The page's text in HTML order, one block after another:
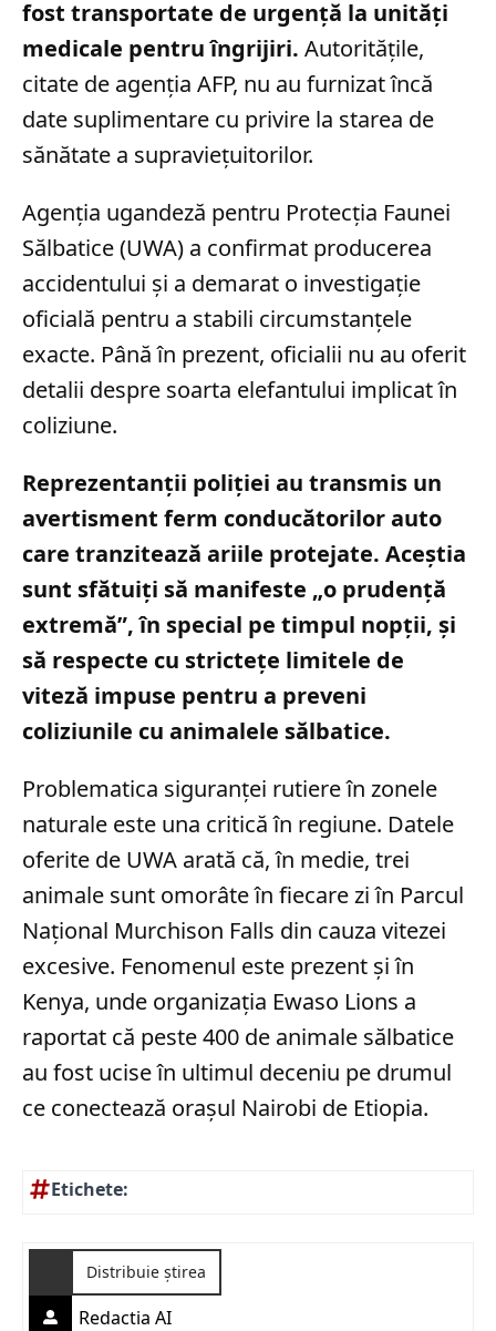
fost transportate de urgență la unități
medicale pentru îngrijiri. Autoritățile,
citate de agenția AFP, nu au furnizat încă
date suplimentare cu privire la starea de
sănătate a supraviețuitorilor.
Agenția ugandeză pentru Protecția Faunei
Sălbatice (UWA) a confirmat producerea
accidentului și a demarat o investigație
oficială pentru a stabili circumstanțele
exacte. Până în prezent, oficialii nu au oferit
detalii despre soarta elefantului implicat în
coliziune.
Reprezentanții poliției au transmis un
avertisment ferm conducătorilor auto
care tranzitează ariile protejate. Aceștia
sunt sfătuiți să manifeste „o prudență
extremă”, în special pe timpul nopții, și
să respecte cu strictețe limitele de
viteză impuse pentru a preveni
coliziunile cu animalele sălbatice.
Problematica siguranței rutiere în zonele
naturale este una critică în regiune. Datele
oferite de UWA arată că, în medie, trei
animale sunt omorâte în fiecare zi în Parcul
Național Murchison Falls din cauza vitezei
excesive. Fenomenul este prezent și în
Kenya, unde organizația Ewaso Lions a
raportat că peste 400 de animale sălbatice
au fost ucise în ultimul deceniu pe drumul
ce conectează orașul Nairobi de Etiopia.
Etichete:
Distribuie știrea
Redactia AI